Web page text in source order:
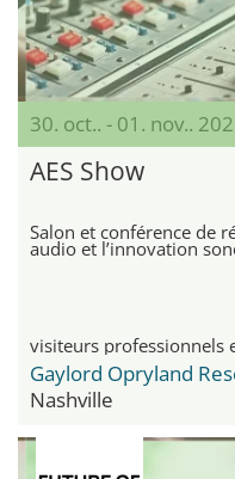
30. oct.. - 01. nov..
AES Show
Salon et conférence de
audio et l’innovation
visiteurs professionnels
Nashville